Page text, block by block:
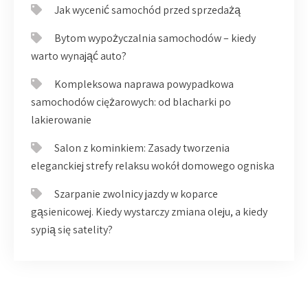
Jak wycenić samochód przed sprzedażą
Bytom wypożyczalnia samochodów – kiedy
warto wynająć auto?
Kompleksowa naprawa powypadkowa
samochodów ciężarowych: od blacharki po
lakierowanie
Salon z kominkiem: Zasady tworzenia
eleganckiej strefy relaksu wokół domowego ogniska
Szarpanie zwolnicy jazdy w koparce
gąsienicowej. Kiedy wystarczy zmiana oleju, a kiedy
sypią się satelity?